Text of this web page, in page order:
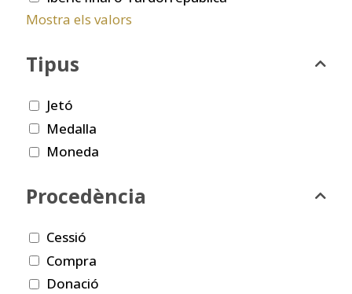
Mostra els valors
Tipus
Jetó
Medalla
Moneda
Procedència
Cessió
Compra
Donació